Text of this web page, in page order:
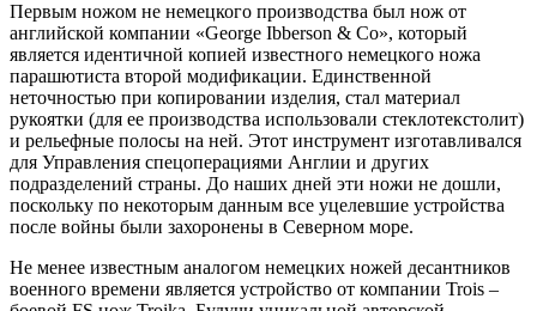
Первым ножом не немецкого производства был нож от
английской компании «George Ibberson & Co», который
является идентичной копией известного немецкого ножа
парашютиста второй модификации. Единственной
неточностью при копировании изделия, стал материал
рукоятки (для ее производства использовали стеклотекстолит)
и рельефные полосы на ней. Этот инструмент изготавливался
для Управления спецоперациями Англии и других
подразделений страны. До наших дней эти ножи не дошли,
поскольку по некоторым данным все уцелевшие устройства
после войны были захоронены в Северном море.
Не менее известным аналогом немецких ножей десантников
военного времени является устройство от компании Trois –